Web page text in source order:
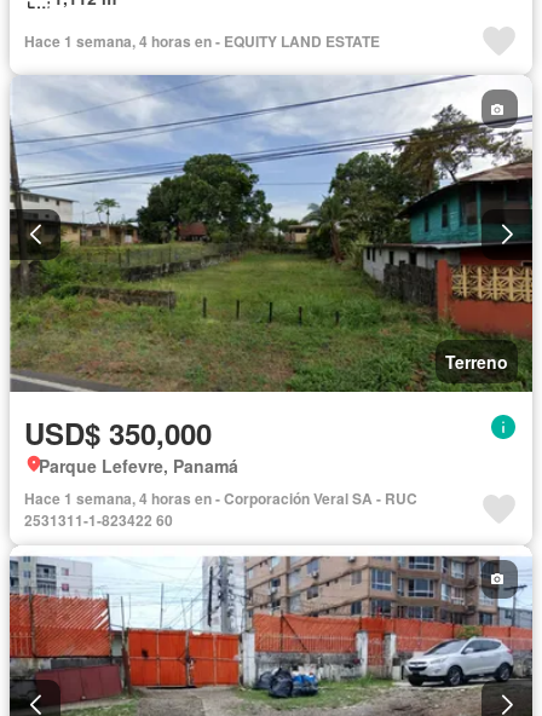
Hace 1 semana, 4 horas en - EQUITY LAND ESTATE
Terreno
USD$ 350,000
Parque Lefevre, Panamá
Hace 1 semana, 4 horas en - Corporación Veral SA - RUC
2531311-1-823422 60